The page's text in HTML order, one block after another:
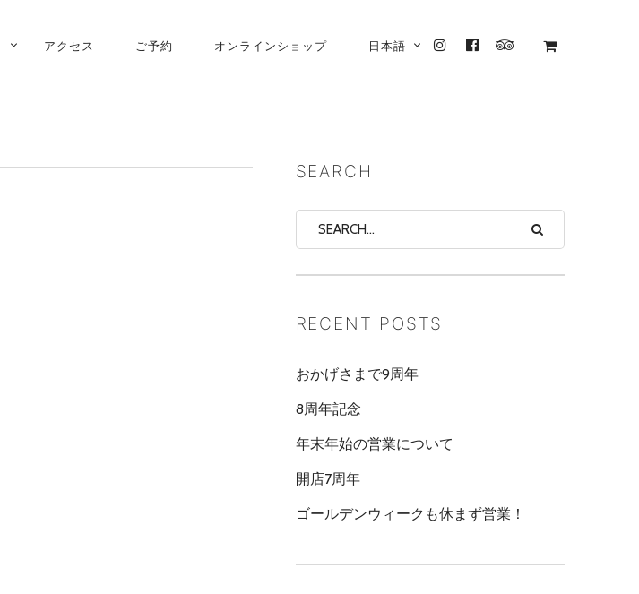
アクセス ご予約 オンラインショップ 日本語
INSTAGRAM
FACEBOOK
TRIPADVISOR
SEARCH
RECENT POSTS
おかげさまで9周年
8周年記念
年末年始の営業について
開店7周年
ゴールデンウィークも休まず営業！